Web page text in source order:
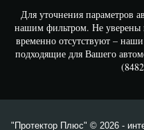
Для уточнения параметров
нашим фильтром. Не уверены
временно отсутствуют –
подходящие для Вашего
"Протектор Плюс" © 2026 -